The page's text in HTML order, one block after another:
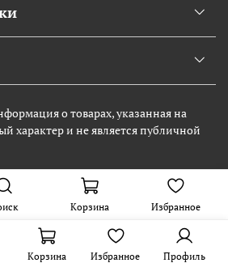
о товарах, указанная на
характер и не является публичной
Корзина Избранное
Корзина Избранное Профиль